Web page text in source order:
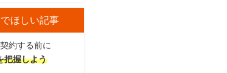
ほしい記事
約する前に
把握しよう